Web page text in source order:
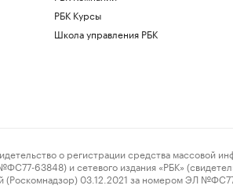
РБК Курсы
Школа управления РБК
о регистрации средства массовой
63848) и сетевого издания «РБК»
(Роскомнадзор) 03.12.2021 за номером ЭЛ